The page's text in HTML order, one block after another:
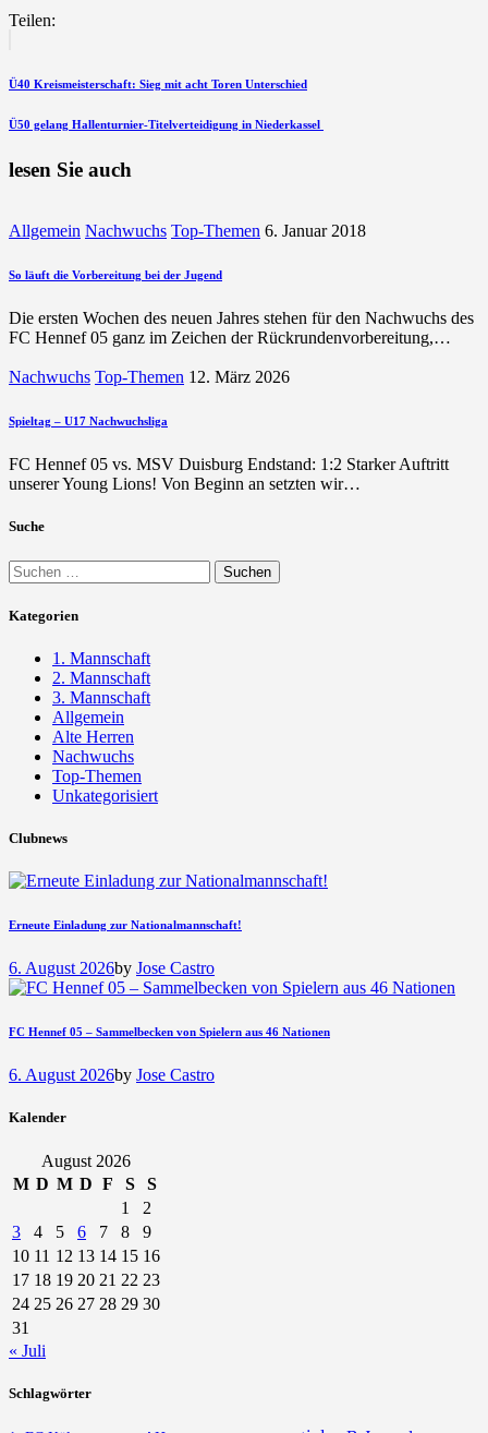
Teilen:
Ü40 Kreismeisterschaft: Sieg mit acht Toren Unterschied
nächsten
Ü50 gelang Hallenturnier-Titelverteidigung in Niederkassel
lesen Sie auch
Allgemein Nachwuchs Top-Themen 6. Januar 2018
So läuft die Vorbereitung bei der Jugend
Die ersten Wochen des neuen Jahres stehen für den Nachwuchs des
FC Hennef 05 ganz im Zeichen der Rückrundenvorbereitung,…
Nachwuchs Top-Themen 12. März 2026
Spieltag – U17 Nachwuchsliga
FC Hennef 05 vs. MSV Duisburg Endstand: 1:2 Starker Auftritt
unserer Young Lions! Von Beginn an setzten wir…
Suche
Suchen
nach:
Kategorien
1. Mannschaft
2. Mannschaft
3. Mannschaft
Allgemein
Alte Herren
Nachwuchs
Top-Themen
Unkategorisiert
Clubnews
Erneute Einladung zur Nationalmannschaft!
6. August 2026by Jose Castro
FC Hennef 05 – Sammelbecken von Spielern aus 46 Nationen
6. August 2026by Jose Castro
Kalender
August 2026
M D M D F S
S
1
2
3
4 5 6 7 8
9
10 11 12 13 14 15 16
17 18 19 20 21 22 23
24 25 26 27 28 29 30
31
« Juli
Schlagwörter